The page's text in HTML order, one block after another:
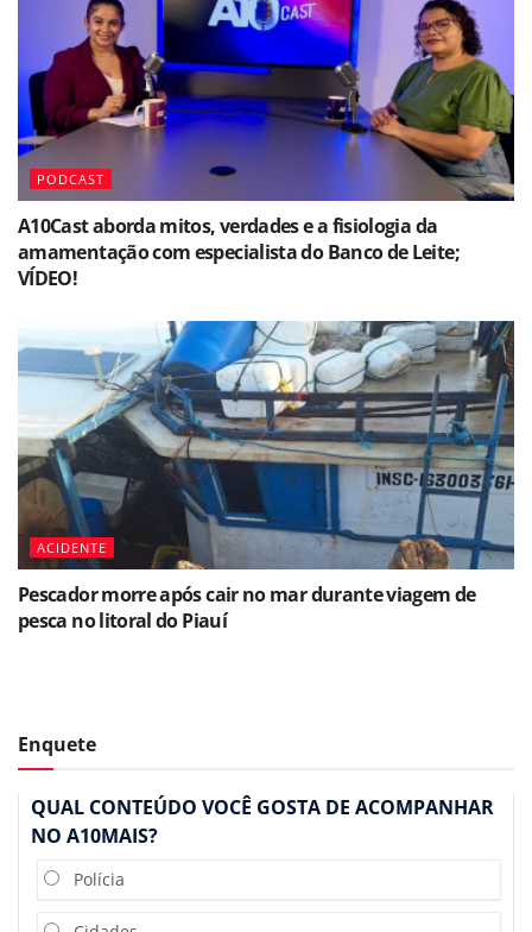
PODCAST
A10Cast aborda mitos, verdades e a fisiologia da
amamentação com especialista do Banco de Leite;
VÍDEO!
ACIDENTE
Pescador morre após cair no mar durante viagem de
pesca no litoral do Piauí
Enquete
QUAL CONTEÚDO VOCÊ GOSTA DE ACOMPANHAR
NO A10MAIS?
Polícia